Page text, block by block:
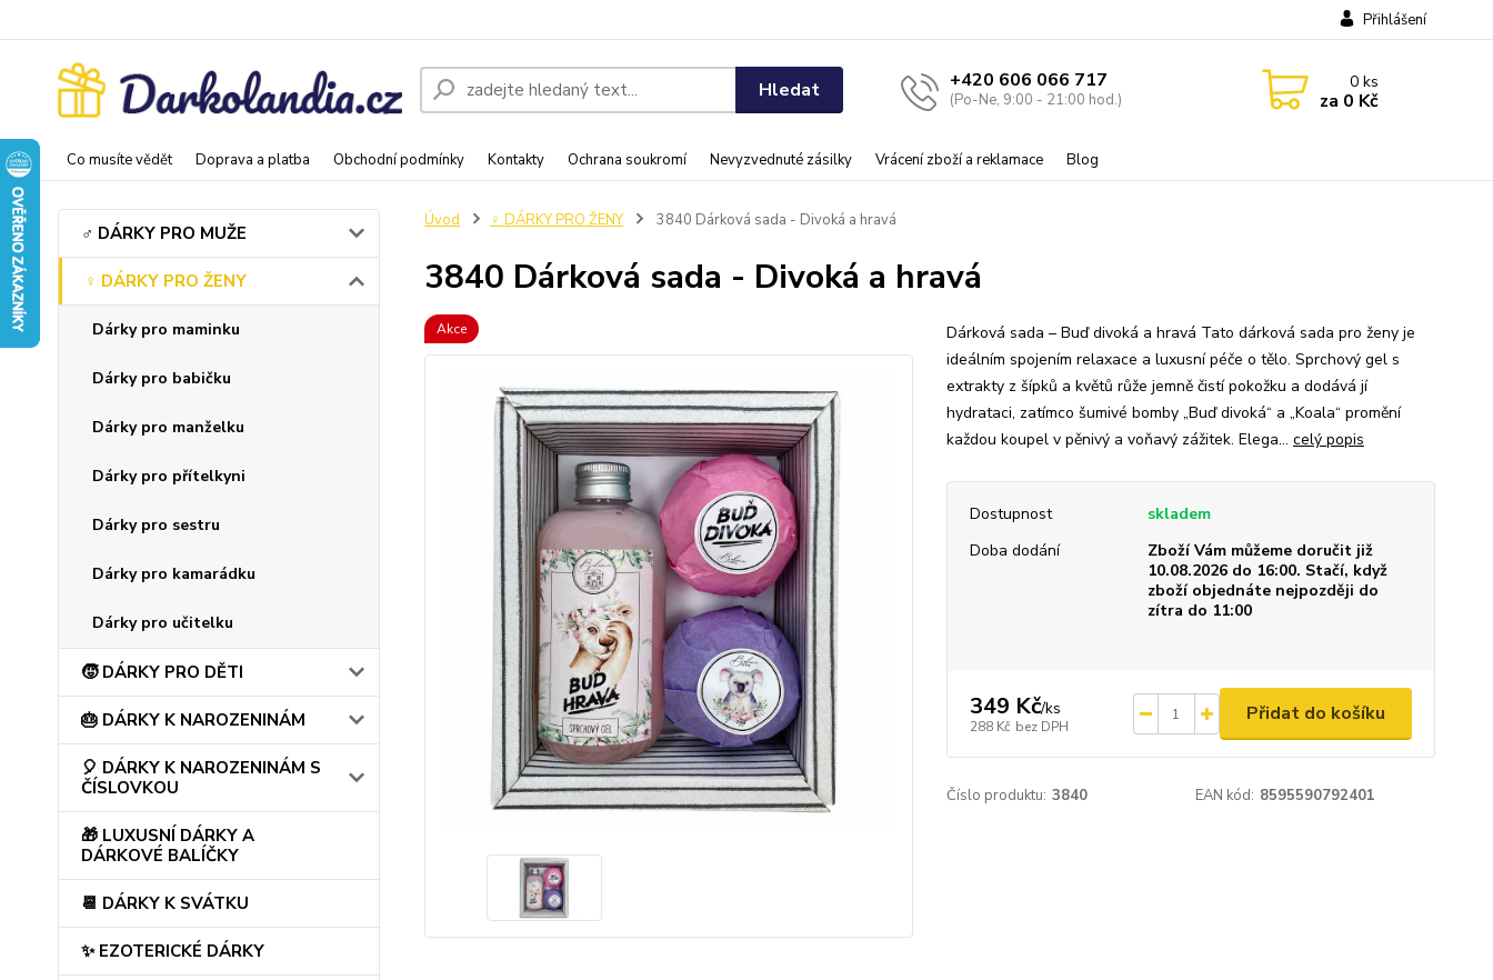
Co musíte vědět Doprava a platba Obchodní podmínky Kontakty Ochrana soukromí Nevyzvednuté zásilky Vrácení zboží a reklamace Blog
Přihlášení
Hledat +420 606 066 717
(Po-Ne, 9:00 - 21:00 hod.)
0ks
za 0 Kč
♂️ DÁRKY PRO MUŽE
♀️ DÁRKY PRO ŽENY
Dárky pro maminku
Dárky pro babičku
Dárky pro manželku
Dárky pro přítelkyni
Dárky pro sestru
Dárky pro kamarádku
Dárky pro učitelku
🧒 DÁRKY PRO DĚTI
🎂 DÁRKY K NAROZENINÁM
🎈 DÁRKY K NAROZENINÁM S
ČÍSLOVKOU
🎁 LUXUSNÍ DÁRKY A
DÁRKOVÉ BALÍČKY
📆 DÁRKY K SVÁTKU
✨ EZOTERICKÉ DÁRKY
Úvod ♀️ DÁRKY PRO ŽENY 3840 Dárková sada - Divoká a hravá
3840 Dárková sada - Divoká a hravá
Akce
Dárková sada – Buď divoká a hravá Tato dárková sada pro ženy je
ideálním spojením relaxace a luxusní péče o tělo. Sprchový gel s
extrakty z šípků a květů růže jemně čistí pokožku a dodává jí
hydrataci, zatímco šumivé bomby „Buď divoká“ a „Koala“ promění
každou koupel v pěnivý a voňavý zážitek. Elega... celý popis
Dostupnost
skladem
Doba dodání
Zboží Vám můžeme doručit již
10.08.2026 do 16:00. Stačí, když
zboží objednáte nejpozději do
zítra do 11:00
349 Kč/ks
288 Kč bez DPH
Přidat do košíku
Číslo produktu: 3840 EAN kód: 8595590792401